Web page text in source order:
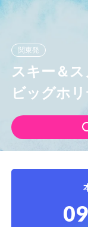
関東発
スキー＆
ビッグホ
09